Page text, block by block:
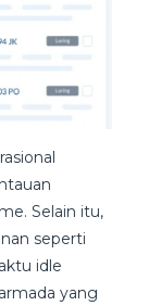
Selain itu,
seperti
idle
yang